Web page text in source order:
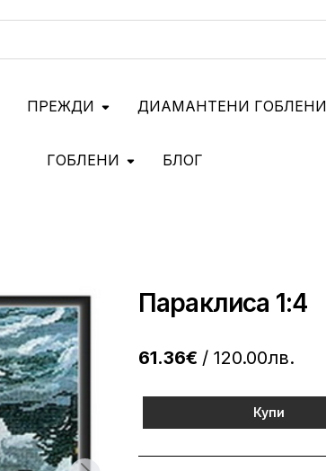
ГОБЛЕНИ
ПРЕЖДИ ДИАМАНТЕНИ ГОБЛЕНИ
БЛОГ
Параклиса 1:4
61.36€ / 120.00лв.
Купи